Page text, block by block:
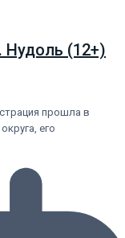
Нудоль (12+)
прошла в
его